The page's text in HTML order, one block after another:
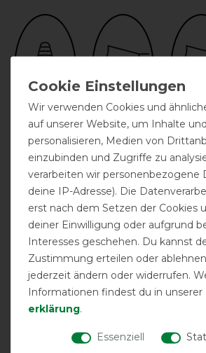
inklusive
wasserdicht
Wir verwenden Cookies und
auf unserer Website, um Inhalte
personalisieren, Medien von
einzubinden und Zugriffe zu
verarbeiten wir personenbezogene
deine IP-Adresse). Die
erst nach dem Setzen der Cookies
deiner Einwilligung oder aufgrund
Interesses geschehen. Du kannst
Zustimmung erteilen oder
jederzeit ändern oder widerrufen.
Informationen findest du in unserer
erklärung.
Essenziell